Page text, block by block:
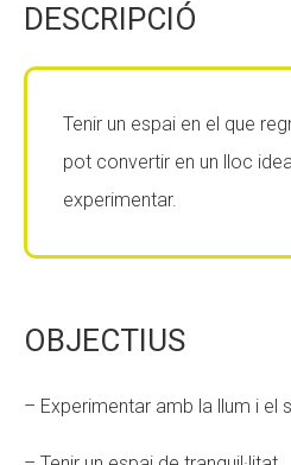
DESCRIPCIÓ
Tenir un espai en el que
pot convertir en un lloc
experimentar.
OBJECTIUS
– Experimentar amb la llum i el
CONEIX FUNDESPLAI
L'equip
CONEIX FUNDESPLAI
L'equip